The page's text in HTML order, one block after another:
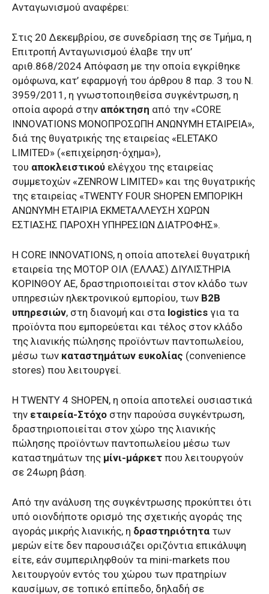
Ανταγωνισμού αναφέρει:
Στις 20 Δεκεμβρίου, σε συνεδρίαση της σε Τμήμα, η
Επιτροπή Ανταγωνισμού έλαβε την υπ’
αριθ.868/2024 Απόφαση με την οποία εγκρίθηκε
ομόφωνα, κατ’ εφαρμογή του άρθρου 8 παρ. 3 του Ν.
3959/2011, η γνωστοποιηθείσα συγκέντρωση, η
οποία αφορά στην απόκτηση από την «CORΕ
INNOVATIONS ΜΟΝΟΠΡΟΣΩΠΗ ΑΝΩΝΥΜΗ ΕΤΑΙΡΕΙΑ»,
διά της θυγατρικής της εταιρείας «ΕLETAKO
LIMITED» («επιχείρηση-όχημα»),
του αποκλειστικού ελέγχου της εταιρείας
συμμετοχών «ZENROW LIMITED» και της θυγατρικής
της εταιρείας «TWENTY FOUR SHOPEN ΕΜΠΟΡΙΚΗ
ΑΝΩΝΥΜΗ ΕΤΑΙΡΙΑ ΕΚΜΕΤΑΛΛΕΥΣΗ ΧΩΡΩΝ
ΕΣΤΙΑΣΗΣ ΠΑΡΟΧΗ ΥΠΗΡΕΣΙΩΝ ΔΙΑΤΡΟΦΗΣ».
Η CORE INNOVATIONS, η οποία αποτελεί θυγατρική
εταιρεία της ΜΟΤΟΡ ΟΙΛ (ΕΛΛΑΣ) ΔΙΥΛΙΣΤΗΡΙΑ
ΚΟΡΙΝΘΟΥ ΑΕ, δραστηριοποιείται στον κλάδο των
υπηρεσιών ηλεκτρονικού εμπορίου, των Β2Β
υπηρεσιών, στη διανομή και στα logistics για τα
προϊόντα που εμπορεύεται και τέλος στον κλάδο
της λιανικής πώλησης προϊόντων παντοπωλείου,
μέσω των καταστημάτων ευκολίας (convenience
stores) που λειτουργεί.
Η TWENTY 4 SHOPEN, η οποία αποτελεί ουσιαστικά
την εταιρεία-Στόχο στην παρούσα συγκέντρωση,
δραστηριοποιείται στον χώρο της λιανικής
πώλησης προϊόντων παντοπωλείου μέσω των
καταστημάτων της μίνι-μάρκετ που λειτουργούν
σε 24ωρη βάση.
Από την ανάλυση της συγκέντρωσης προκύπτει ότι
υπό οιονδήποτε ορισμό της σχετικής αγοράς της
αγοράς μικρής λιανικής, η δραστηριότητα των
μερών είτε δεν παρουσιάζει οριζόντια επικάλυψη
είτε, εάν συμπεριληφθούν τα mini-markets που
λειτουργούν εντός του χώρου των πρατηρίων
καυσίμων, σε τοπικό επίπεδο, δηλαδή σε